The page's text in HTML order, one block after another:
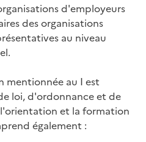
d'employeurs
des organisations
au niveau
mentionnée au I est
loi, d'ordonnance et de
et la formation
également :